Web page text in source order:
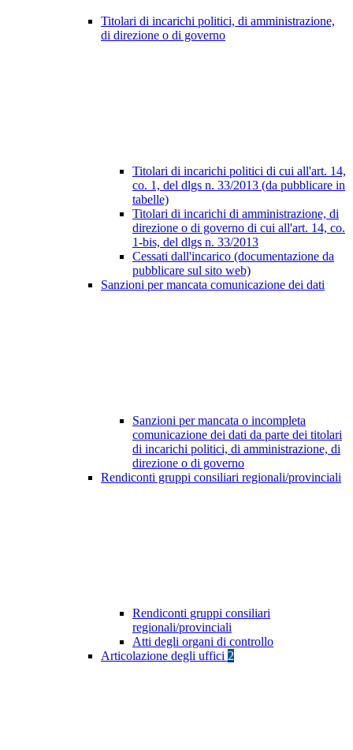
Titolari di incarichi politici, di amministrazione,
di direzione o di governo
Titolari di incarichi politici di cui all'art. 14,
co. 1, del dlgs n. 33/2013 (da pubblicare in
tabelle)
Titolari di incarichi di amministrazione, di
direzione o di governo di cui all'art. 14, co.
1-bis, del dlgs n. 33/2013
Cessati dall'incarico (documentazione da
pubblicare sul sito web)
Sanzioni per mancata comunicazione dei dati
Sanzioni per mancata o incompleta
comunicazione dei dati da parte dei titolari
di incarichi politici, di amministrazione, di
direzione o di governo
Rendiconti gruppi consiliari regionali/provinciali
Rendiconti gruppi consiliari
regionali/provinciali
Atti degli organi di controllo
Articolazione degli uffici 2